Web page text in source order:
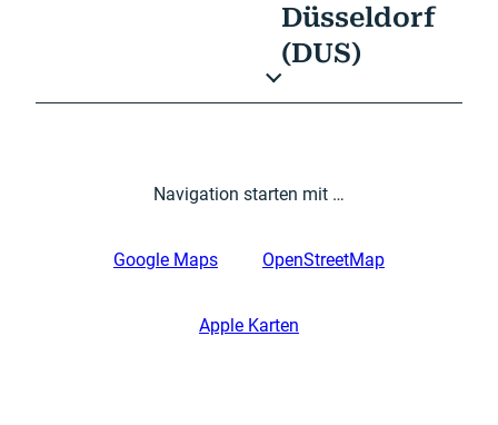
Düsseldorf
(DUS)
Navigation starten mit …
Google Maps OpenStreetMap
Apple Karten